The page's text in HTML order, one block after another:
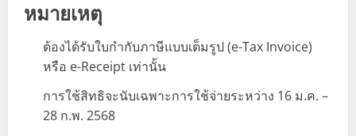
หมายเหตุ
ต้องได้รับใบกำกับภาษีแบบเต็มรูป (e-Tax Invoice)
หรือ e-Receipt เท่านั้น
การใช้สิทธิจะนับเฉพาะการใช้จ่ายระหว่าง 16 ม.ค. –
28 ก.พ. 2568